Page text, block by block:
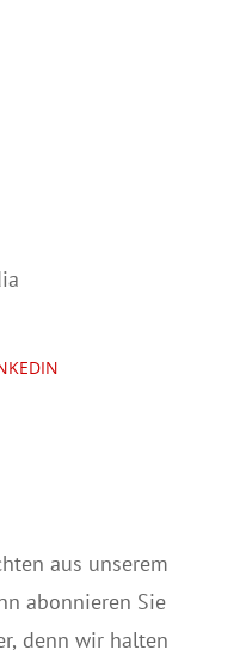
aus unserem
abonnieren Sie
denn wir halten